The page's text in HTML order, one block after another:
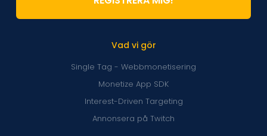
Vad vi gör
Single Tag - Webbmonetisering
Monetize App SDK
Interest-Driven Targeting
Annonsera på Twitch